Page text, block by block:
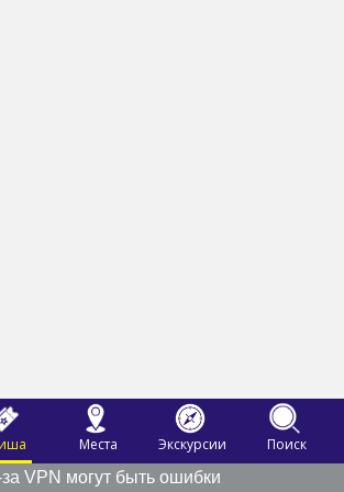
Места Экскурсии
Поиск
VPN могут быть ошибки